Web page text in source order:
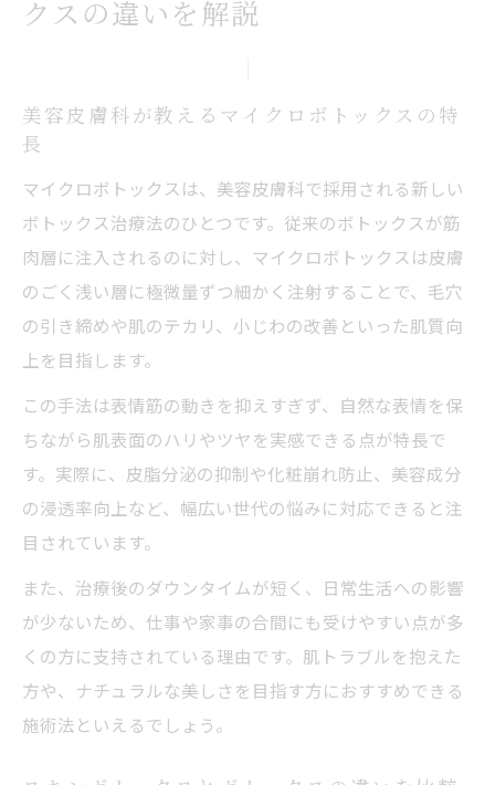
クスの違いを解説
美容皮膚科が教えるマイクロボトックスの特
長
マイクロボトックスは、美容皮膚科で採用される新しい
ボトックス治療法のひとつです。従来のボトックスが筋
肉層に注入されるのに対し、マイクロボトックスは皮膚
のごく浅い層に極微量ずつ細かく注射することで、毛穴
の引き締めや肌のテカリ、小じわの改善といった肌質向
上を目指します。
この手法は表情筋の動きを抑えすぎず、自然な表情を保
ちながら肌表面のハリやツヤを実感できる点が特長で
す。実際に、皮脂分泌の抑制や化粧崩れ防止、美容成分
の浸透率向上など、幅広い世代の悩みに対応できると注
目されています。
また、治療後のダウンタイムが短く、日常生活への影響
が少ないため、仕事や家事の合間にも受けやすい点が多
くの方に支持されている理由です。肌トラブルを抱えた
方や、ナチュラルな美しさを目指す方におすすめできる
施術法といえるでしょう。